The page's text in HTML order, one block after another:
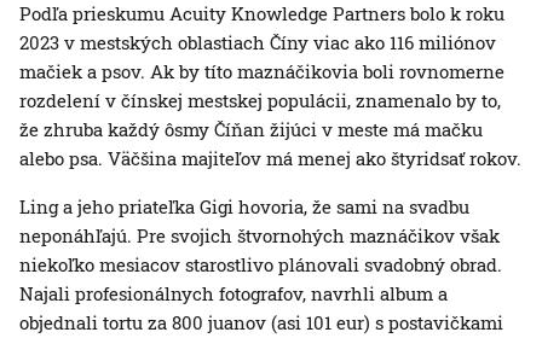
Podľa prieskumu Acuity Knowledge Partners bolo k roku
2023 v mestských oblastiach Číny viac ako 116 miliónov
mačiek a psov. Ak by títo maznáčikovia boli rovnomerne
rozdelení v čínskej mestskej populácii, znamenalo by to,
že zhruba každý ôsmy Číňan žijúci v meste má mačku
alebo psa. Väčšina majiteľov má menej ako štyridsať rokov.
Ling a jeho priateľka Gigi hovoria, že sami na svadbu
neponáhľajú. Pre svojich štvornohých maznáčikov však
niekoľko mesiacov starostlivo plánovali svadobný obrad.
Najali profesionálnych fotografov, navrhli album a
objednali tortu za 800 juanov (asi 101 eur) s postavičkami